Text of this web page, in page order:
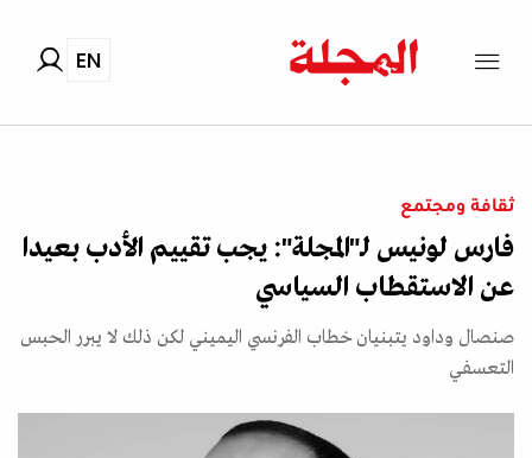
EN
ثقافة ومجتمع
فارس لونيس لـ"المجلة": يجب تقييم الأدب بعيدا
عن الاستقطاب السياسي
صنصال وداود يتبنيان خطاب الفرنسي اليميني لكن ذلك لا يبرر الحبس
التعسفي